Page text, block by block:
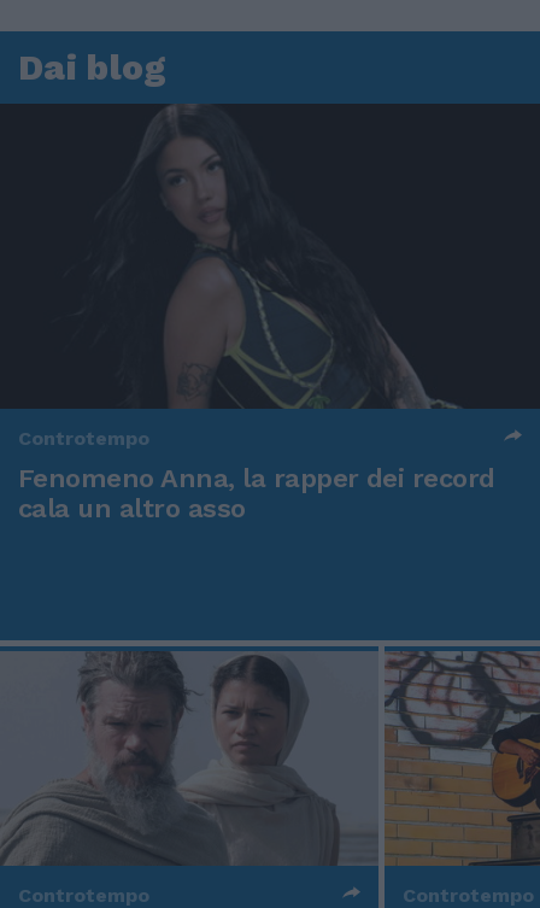
Dai blog
Controtempo
Fenomeno Anna, la rapper dei record
cala un altro asso
Controtempo Controtempo